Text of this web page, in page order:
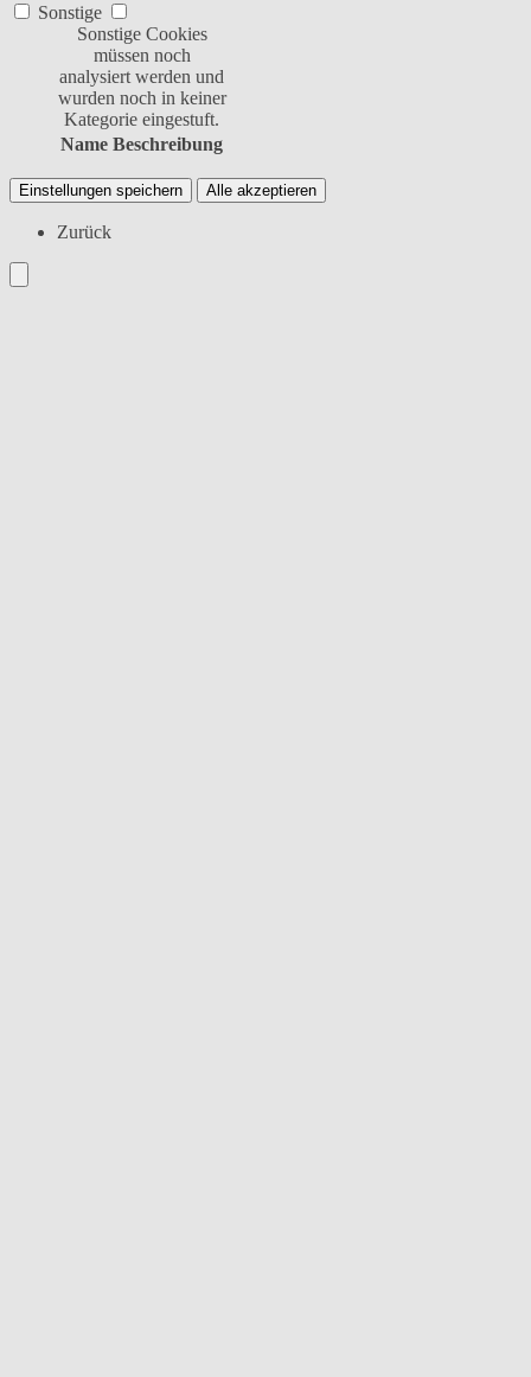
Sonstige
Sonstige Cookies
müssen noch
analysiert werden und
wurden noch in keiner
Kategorie eingestuft.
Name Beschreibung
Einstellungen speichern Alle akzeptieren
Zurück